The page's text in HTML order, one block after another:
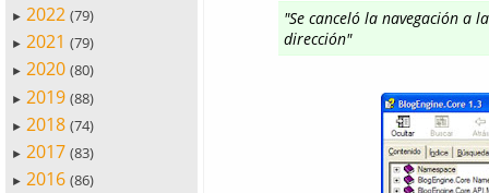
► 2022 (79)
► 2021 (79)
► 2020 (80)
► 2019 (88)
► 2018 (74)
► 2017 (83)
► 2016 (86)
"Se canceló la navegación a
dirección"